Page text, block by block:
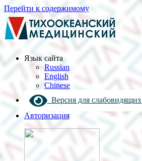
Перейти к содержимому
Язык cайта
Russian
English
Chinese
Версия для слабовидящих
Авторизация